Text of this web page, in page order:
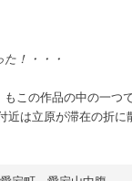
！・・・
この作品の中の一つ
近は立原が滞在の折に